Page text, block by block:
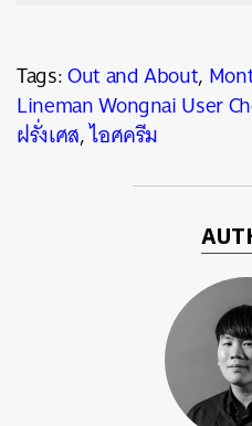
Tags:Out and About,
Lineman Wongnai User
ฝรั่งเศส,ไอศครีม